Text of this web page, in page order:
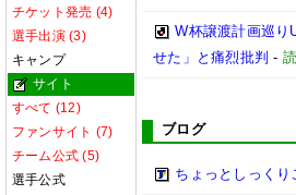
チケット発売 (4)
選手出演 (3)
キャンプ
サイト
すべて (12)
ファンサイト (7)
チーム公式 (5)
選手公式
W杯譲渡計画巡
せた」と痛烈批判 -
ブログ
ちょっとしっくり